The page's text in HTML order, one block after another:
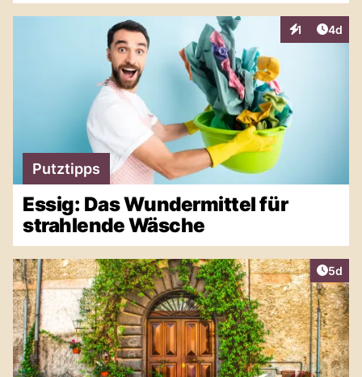
1
Interaktionen
4d
Putztipps
Essig: Das Wundermittel für
strahlende Wäsche
5d